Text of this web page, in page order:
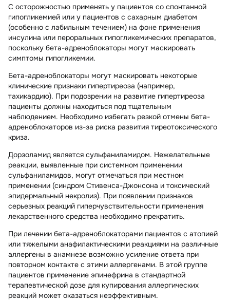
С осторожностью применять у пациентов со спонтанной
гипогликемией или у пациентов с сахарным диабетом
(особенно с лабильным течением) на фоне применения
инсулина или пероральных гипогликемических препаратов,
поскольку бета-адреноблокаторы могут маскировать
симптомы гипогликемии.
Бета-адреноблокаторы могут маскировать некоторые
клинические признаки гипертиреоза (например,
тахикардию). При подозрении на развитие гипертиреоза
пациенты должны находиться под тщательным
наблюдением. Необходимо избегать резкой отмены бета-
адреноблокаторов из-за риска развития тиреотоксического
криза.
Дорзоламид является сульфаниламидом. Нежелательные
реакции, выявленные при системном применении
сульфаниламидов, могут отмечаться при местном
применении (синдром Стивенса-Джонсона и токсический
эпидермальный некролиз). При появлении признаков
серьезных реакций гиперчувствительности применения
лекарственного средства необходимо прекратить.
При лечении бета-адреноблокаторами пациентов с атопией
или тяжелыми анафилактическими реакциями на различные
аллергены в анамнезе возможно усиление ответа при
повторном контакте с этими аллергенами. В этой группе
пациентов применение эпинефрина в стандартной
терапевтической дозе для купирования аллергических
реакций может оказаться неэффективным.